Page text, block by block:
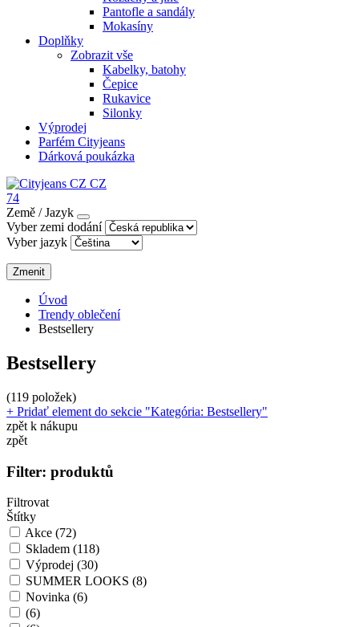
Pantofle a sandály
Mokasíny
Doplňky
Zobrazit vše
Kabelky, batohy
Čepice
Rukavice
Silonky
Výprodej
Parfém Cityjeans
Dárková poukázka
CZ
74
Země / Jazyk
Vyber zemi dodání
Vyber jazyk
Zmenit
Úvod
Trendy oblečení
Bestsellery
Bestsellery
(119 položek)
+ Pridať element do sekcie "Kategória: Bestsellery"
zpět k nákupu
zpět
Filter: produktů
Filtrovat
Štítky
Akce (72)
Skladem (118)
Výprodej (30)
SUMMER LOOKS (8)
Novinka (6)
(6)